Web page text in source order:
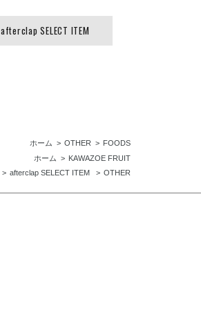
afterclap SELECT ITEM
ホーム OTHER
FOODS
ホーム
KAWAZOE FRUIT
afterclap SELECT ITEM OTHER